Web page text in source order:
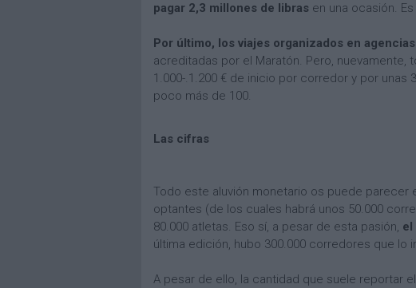
pagar 2,3 millones de libras en una ocasión.
Por último, los viajes organizados en
acreditadas por el Maratón. Pero,
1.000-.1.200 € de inicio por corredor y por
poco más de 100.
Las cifras
Todo este aluvión monetario os puede parecer
optantes (de los cuales habrá unos 50.000
80.000 atletas. Eso sí, a pesar de esta pasión, el
última edición, hubo 300.000 corredores que lo
A pesar de ello, la cantidad que suele reportar